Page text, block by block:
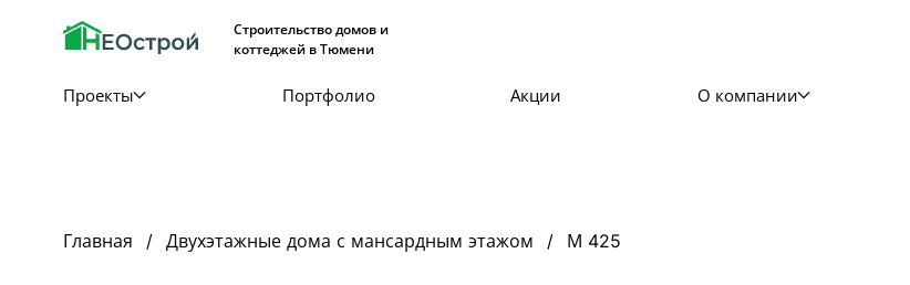
Строительство домов и
коттеджей в Тюмени
Проекты Портфолио Акции О компании
Главная Двухэтажные дома с мансардным этажом М 425